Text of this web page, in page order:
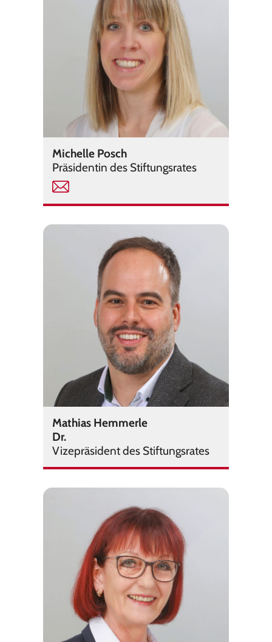
Michelle Posch
Prä­si­den­tin des Stif­tungs­ra­tes
Mathias Hemmerle
Dr.
Vi­ze­prä­si­dent des Stif­tungs­ra­tes